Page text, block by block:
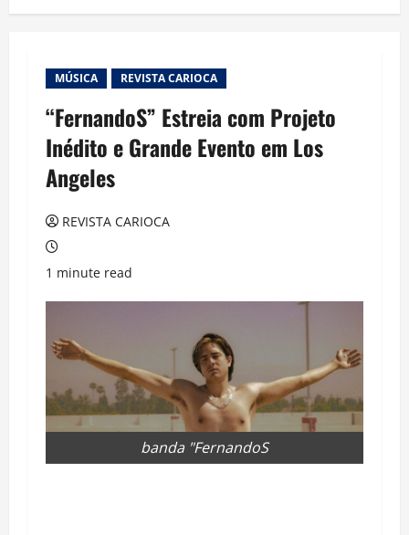
MÚSICA REVISTA CARIOCA
“FernandoS” Estreia com Projeto
Inédito e Grande Evento em Los
Angeles
REVISTA CARIOCA
1 minute read
banda "FernandoS